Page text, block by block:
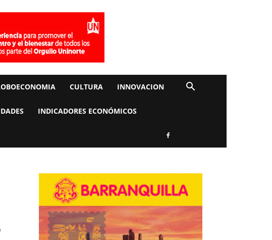
CULTURA INNOVACION
INDICADORES ECONÓMICOS